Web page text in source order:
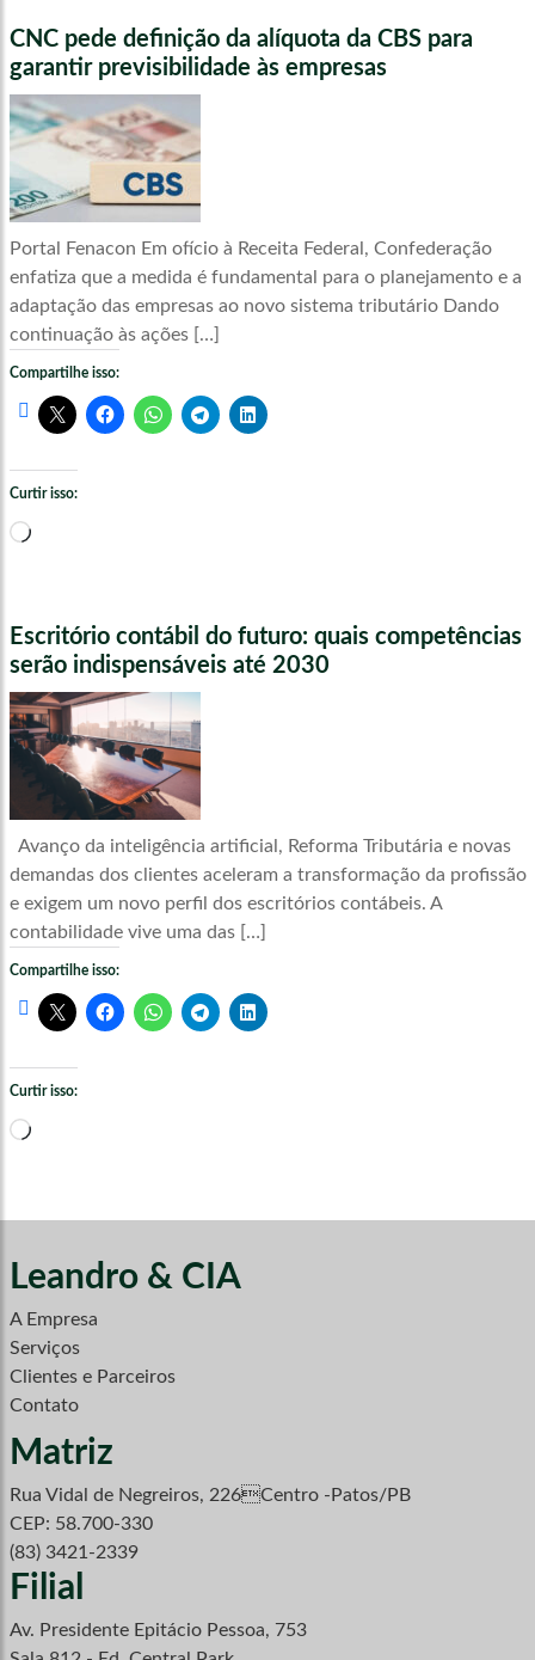
CNC pede definição da alíquota da CBS para
garantir previsibilidade às empresas
Portal Fenacon Em ofício à Receita Federal, Confederação
enfatiza que a medida é fundamental para o planejamento e a
adaptação das empresas ao novo sistema tributário Dando
continuação às ações […]
Compartilhe isso:
Curtir isso:
Carregando...
Escritório contábil do futuro: quais competências
serão indispensáveis até 2030
Avanço da inteligência artificial, Reforma Tributária e novas
demandas dos clientes aceleram a transformação da profissão
e exigem um novo perfil dos escritórios contábeis. A
contabilidade vive uma das […]
Compartilhe isso:
Curtir isso:
Carregando...
Leandro & CIA
A Empresa
Serviços
Clientes e Parceiros
Contato
Matriz
Rua Vidal de Negreiros, 226Centro -Patos/PB
CEP: 58.700-330
(83) 3421-2339
Filial
Av. Presidente Epitácio Pessoa, 753